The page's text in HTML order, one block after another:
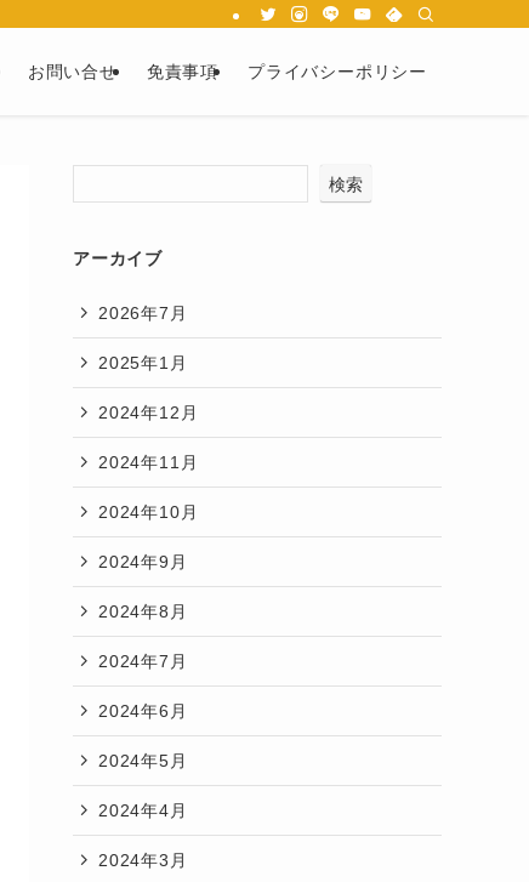
お問い合せ 免責事項 プライバシーポリシー
検索
アーカイブ
2026年7月
2025年1月
2024年12月
2024年11月
2024年10月
2024年9月
2024年8月
2024年7月
2024年6月
2024年5月
2024年4月
2024年3月